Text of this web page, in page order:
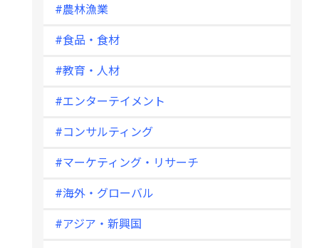
#農林漁業
#食品・食材
#教育・人材
#エンターテイメント
#コンサルティング
#マーケティング・リサーチ
#海外・グローバル
#アジア・新興国